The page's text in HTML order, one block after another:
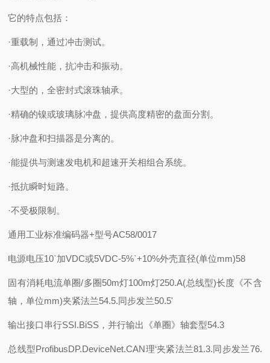
它的特点包括：
·重载制，通过冲击测试。
·高机械性能，抗冲击和振动。
·大型的，全密封式滚珠轴承。
·精确的镍或玻璃脉冲盘，提供高度精密的盘面分割。
·脉冲盘和扫描器是分离的。
·能提供与测速发电机和超速开关相组合系统。
·抵抗瞬时短路。
·不受极限制。
通用工业标准编码器+型号AC58/0017
电源电压10`加VDC或5VDC-5%`+10%外壳直径(单位mm)58
固有消耗电流单圈/多圈50m灯100m灯250.A(总线型)长度《不含
轴，单位mm)夹紧法兰54.5.同步发兰50.5'
输出接口串行SSI.BiSS，并行输出《单圈》轴套型54.3
总线型ProfibusDP.DeviceNet.CAN理‘夹紧法兰81.3.同步发兰76.